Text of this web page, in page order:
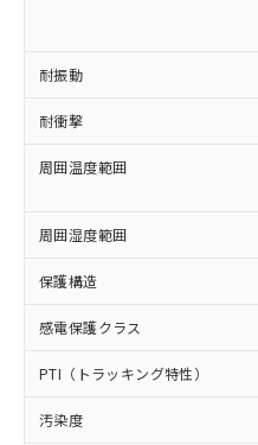
耐振動
耐衝撃
周囲温度範囲
周囲湿度範囲
保護構造
感電保護クラス
PTI（トラッキング特性）
汚染度
正式な納期状
様のお取引先
ムロン制御機
オムロン制御
販売ネ
在庫状況およ
事前の承諾な
マイパーツ機
ビス）をご利
メンバーズに
あります。
お客様が当ウ
登録された部
(PBDE) 1000ppm以下、
ル) (DEHP)(別名：DOP)
ルベンジル（BBP）
（DBP） 1000ppm以下
但し、RoHS指令で産業用
フタル酸エステル類の４
図的な使用がないことを
※2 対応予定月
部品在庫の切り替え
月が前後すること
※3 非含有証明
Cr(Ⅵ)(六価クロム) :
ニル類) : 1000ppm、
イソブチル) : 1000ppm
DEHP(フタル酸ビス(2-
※2 環境保護使用
「ｅ」：有害物質（
準値以下であるこ
「10」：通常の使
質が外部に漏えい
及ぼさない年数を意
「－」：未確認で
い合わせください。
当社は規制貨
いよう必要な
当社は貴社製
ル、化学兵器
武器並びにこ
当社は、貴社
場合は、上記
該第三者に通
販売先および
法に輸出する
り引きをいた
一定数以
一定数に
在庫なし
いては、
たはお客
機器販売
白
受注生産
情報を公